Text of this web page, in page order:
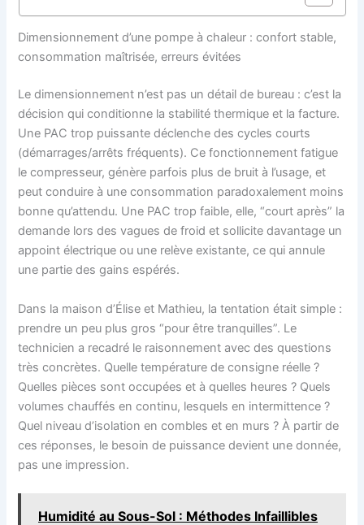
Dimensionnement d’une pompe à chaleur : confort stable,
consommation maîtrisée, erreurs évitées
Le dimensionnement n’est pas un détail de bureau : c’est la
décision qui conditionne la stabilité thermique et la facture.
Une PAC trop puissante déclenche des cycles courts
(démarrages/arrêts fréquents). Ce fonctionnement fatigue
le compresseur, génère parfois plus de bruit à l’usage, et
peut conduire à une consommation paradoxalement moins
bonne qu’attendu. Une PAC trop faible, elle, “court après” la
demande lors des vagues de froid et sollicite davantage un
appoint électrique ou une relève existante, ce qui annule
une partie des gains espérés.
Dans la maison d’Élise et Mathieu, la tentation était simple :
prendre un peu plus gros “pour être tranquilles”. Le
technicien a recadré le raisonnement avec des questions
très concrètes. Quelle température de consigne réelle ?
Quelles pièces sont occupées et à quelles heures ? Quels
volumes chauffés en continu, lesquels en intermittence ?
Quel niveau d’isolation en combles et en murs ? À partir de
ces réponses, le besoin de puissance devient une donnée,
pas une impression.
Humidité au Sous-Sol : Méthodes Infaillibles